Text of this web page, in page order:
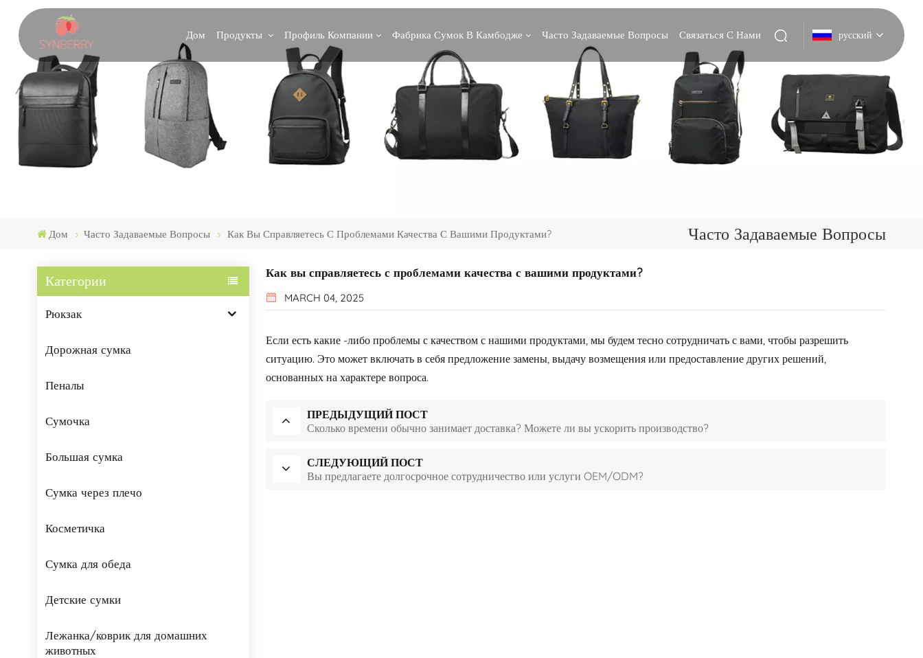
Дом Продукты Профиль Компании Фабрика Сумок В Камбодже Часто Задаваемые Вопросы Связаться С Нами русский
Deutsch
Italiano
Português
한국어
היברית
Дом Часто Задаваемые Вопросы Как Вы Справляетесь С Проблемами Качества С Вашими Продуктами? Часто Задаваемые Вопросы
Категории
Рюкзак
Дорожная сумка
Пеналы
Сумочка
Большая сумка
Сумка через плечо
Косметичка
Сумка для обеда
Детские сумки
Лежанка/коврик для домашних
животных
Как вы справляетесь с проблемами качества с вашими продуктами?
MARCH 04, 2025
Если есть какие -либо проблемы с качеством с нашими продуктами, мы будем тесно сотрудничать с вами, чтобы разрешить
ситуацию. Это может включать в себя предложение замены, выдачу возмещения или предоставление других решений,
основанных на характере вопроса.
ПРЕДЫДУЩИЙ ПОСТ
Сколько времени обычно занимает доставка? Можете ли вы ускорить производство?
СЛЕДУЮЩИЙ ПОСТ
Вы предлагаете долгосрочное сотрудничество или услуги OEM/ODM?